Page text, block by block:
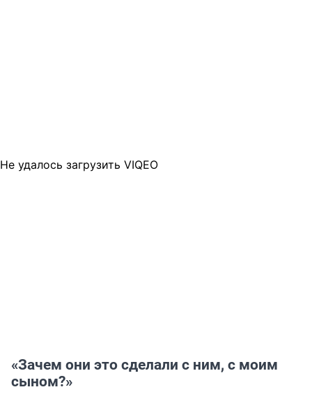
Не удалось загрузить VIQEO
«Зачем они это сделали с ним, с моим
сыном?»